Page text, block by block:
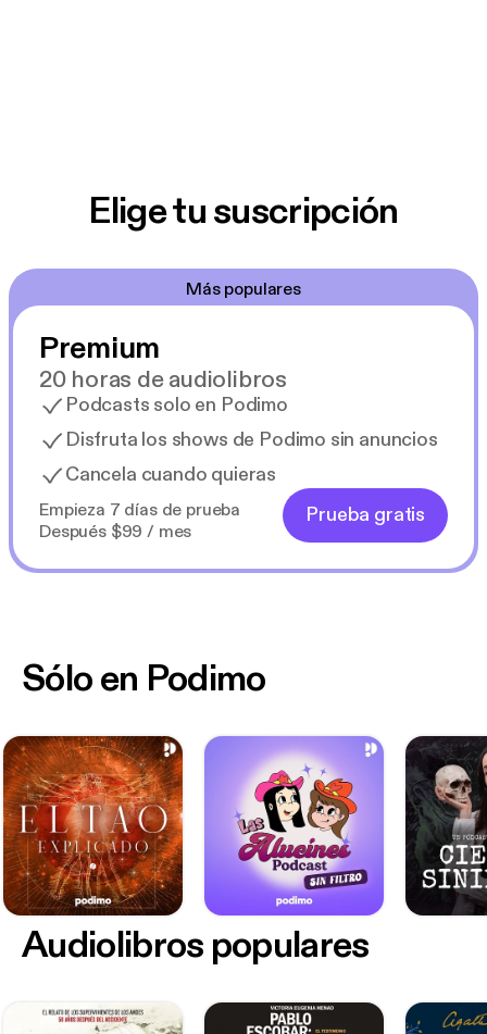
Elige tu suscripción
Más populares
Premium
20 horas de audiolibros
Podcasts solo en Podimo
Disfruta los shows de Podimo sin anuncios
Cancela cuando quieras
Empieza 7 días de prueba
Después $99 / mes
Prueba gratis
Sólo en Podimo
Audiolibros populares